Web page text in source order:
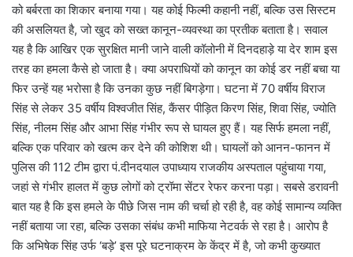
को बर्बरता का शिकार बनाया गया। यह कोई फिल्मी कहानी नहीं, बल्कि उस सिस्टम
की असलियत है, जो खुद को सख्त कानून-व्यवस्था का प्रतीक बताता है। सवाल
यह है कि आखिर एक सुरक्षित मानी जाने वाली कॉलोनी में दिनदहाड़े या देर शाम इस
तरह का हमला कैसे हो जाता है। क्या अपराधियों को कानून का कोई डर नहीं बचा या
फिर उन्हें यह भरोसा है कि उनका कुछ नहीं बिगड़ेगा। घटना में 70 वर्षीय विराज
सिंह से लेकर 35 वर्षीय विश्वजीत सिंह, कैंसर पीड़ित किरण सिंह, शिवा सिंह, ज्योति
सिंह, नीलम सिंह और आभा सिंह गंभीर रूप से घायल हुए हैं। यह सिर्फ हमला नहीं,
बल्कि एक परिवार को खत्म कर देने की कोशिश थी। घायलों को आनन-फानन में
पुलिस की 112 टीम द्वारा पं.दीनदयाल उपाध्याय राजकीय अस्पताल पहुंचाया गया,
जहां से गंभीर हालत में कुछ लोगों को ट्रॉमा सेंटर रेफर करना पड़ा। सबसे डरावनी
बात यह है कि इस हमले के पीछे जिस नाम की चर्चा हो रही है, वह कोई सामान्य व्यक्ति
नहीं बताया जा रहा, बल्कि उसका संबंध कभी माफिया नेटवर्क से रहा है। आरोप है
कि अभिषेक सिंह उर्फ ‘बड़े’ इस पूरे घटनाक्रम के केंद्र में है, जो कभी कुख्यात